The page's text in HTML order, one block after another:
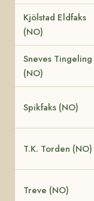
Kjölstad Eldfaks
(NO)
Sneves Tingeling
(NO)
Spikfaks (NO)
T.K. Torden (NO)
Treve (NO)